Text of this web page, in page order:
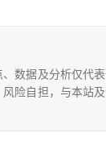
数据及分析仅代
险自担，与本站